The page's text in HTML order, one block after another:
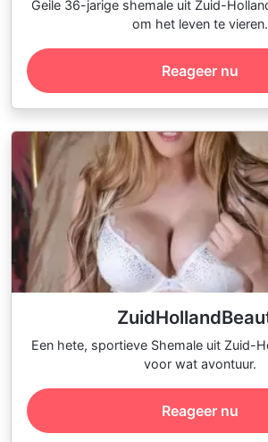
Geile 36-jarige shemale uit Zuid-
om het leven te vieren.
Reageer nu
Een hete, sportieve Shemale uit Zuid-
voor wat avontuur.
Reageer nu